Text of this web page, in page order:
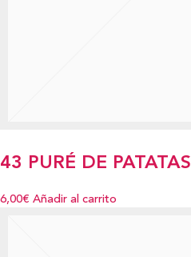
43 PURÉ DE PATATAS
6,00€ Añadir al carrito